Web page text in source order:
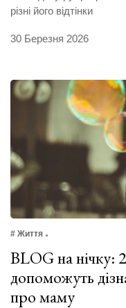
різні його відтінки
30 Березня 2026
# Життя
BLOG на нічку:
допоможуть
про маму